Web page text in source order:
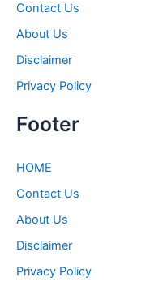
Contact Us
About Us
Disclaimer
Privacy Policy
Footer
HOME
Contact Us
About Us
Disclaimer
Privacy Policy